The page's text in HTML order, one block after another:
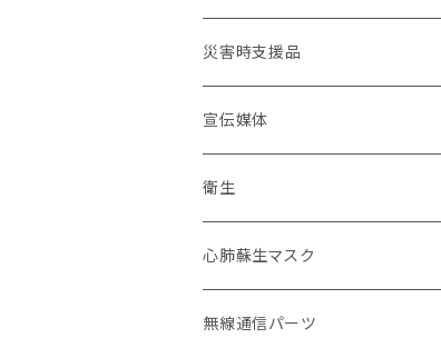
乗車服&機動服
ネイビーカラー
カムフラージュ
コンバット
弾帯
安全帯
刺繍IDプレート
刺繍
シルク印刷
ワッペン・パッチ
刺繍
プリント
ブーツ
本革
革張り
ポーチ
インソール
消防団
ISHIKAWA
HOKKAIDO DOUOU
北海道
東北管区
関東管区
中部管区
近畿管区
バイク
災害復興ブランド「KOKONI KITE」
チャリティ
ドライウェア
ユニフォーム
保安ツール
ブーツ
インナー
アンダーウエア（下着）
デザインデータ
災害時支援品
宣伝媒体
火事だ119冊子製本用データ
衛生
お掃除用品
コーティング
装飾
心肺蘇生マスク
無線通信パーツ